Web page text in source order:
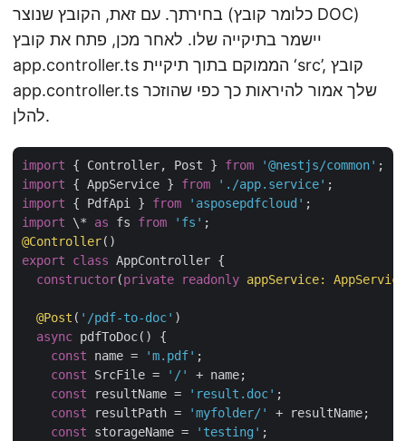
בחירתך. עם זאת, הקובץ שנוצר (כלומר קובץ DOC)
יישמר בתיקייה שלו. לאחר מכן, פתח את קובץ
app.controller.ts הממוקם בתוך תיקיית ‘src’, קובץ
app.controller.ts שלך אמור להיראות כך כפי שהוזכר
להלן.
import { Controller, Post } from '@nestjs/common'
import { AppService } from './app.service'
import { PdfApi } from 'asposepdfcloud'
import \* as fs from 'fs'
@Controller
export
class AppController {
constructor(private readonly appService: AppService
@Post ( '/pdf-to-doc' )
async pdfToDoc() {
const name = 'm.pdf' ;
const SrcFile = '/'
+ name;
const resultName = 'result.doc' ;
const resultPath = 'myfolder/'
+ resultName;
const storageName = 'testing' ;